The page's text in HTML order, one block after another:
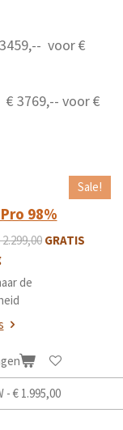
voor €
3769,-- voor €
Sale!
98%
GRATIS
de